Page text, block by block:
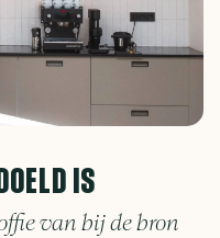
IS
van bij de bron